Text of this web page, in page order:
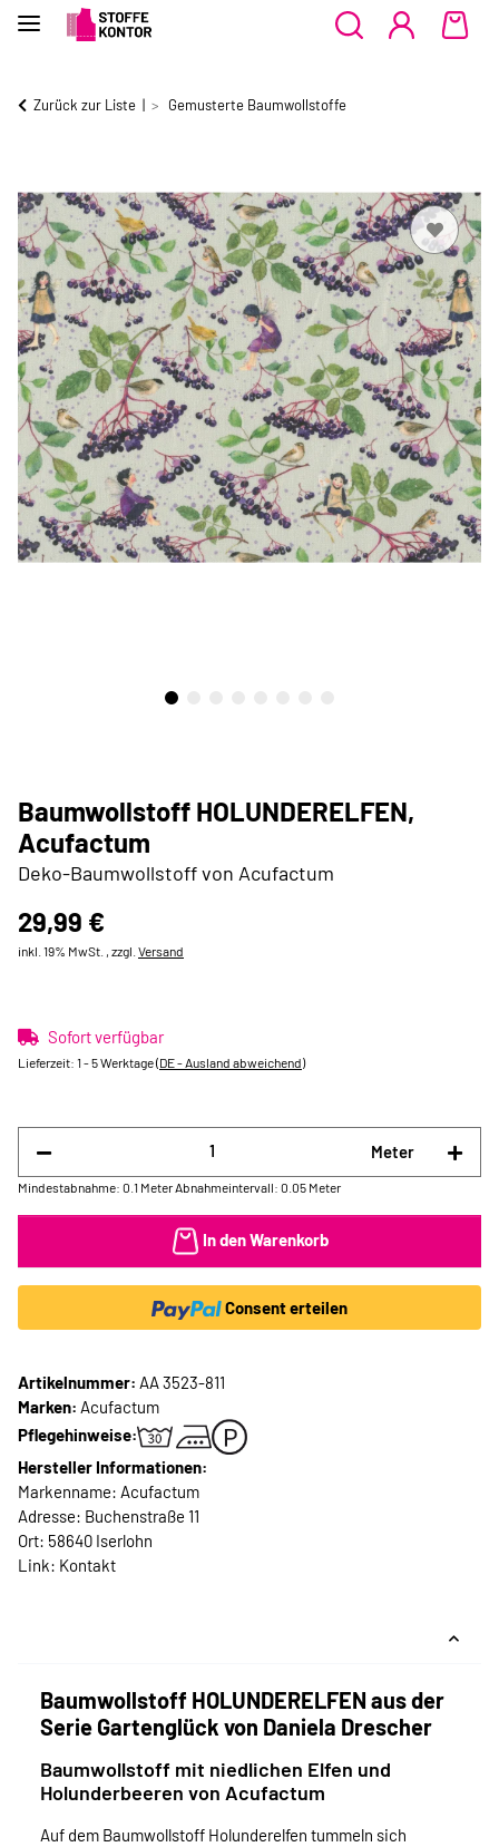
Zurück zur Liste Gemusterte Baumwollstoffe
Baumwollstoff HOLUNDERELFEN,
Acufactum
Deko-Baumwollstoff von Acufactum
29,99 €
inkl. 19% MwSt. , zzgl. Versand
Sofort verfügbar
Lieferzeit: 1 - 5 Werktage(DE - Ausland abweichend)
Meter
Mindestabnahme: 0.1 Meter Abnahmeintervall: 0.05 Meter
In den Warenkorb
Consent erteilen
Artikelnummer: AA 3523-811
Marken: Acufactum
Pflegehinweise:
Hersteller Informationen:
Markenname: Acufactum
Adresse: Buchenstraße 11
Ort: 58640 Iserlohn
Link: Kontakt
Baumwollstoff HOLUNDERELFEN aus der
Serie Gartenglück von Daniela Drescher
Baumwollstoff mit niedlichen Elfen und
Holunderbeeren von Acufactum
Auf dem Baumwollstoff Holunderelfen tummeln sich